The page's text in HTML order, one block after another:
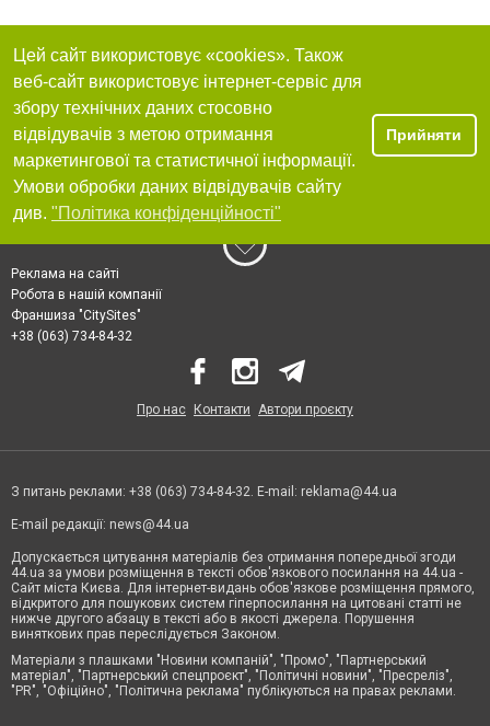
Цей сайт використовує «cookies». Також
веб-сайт використовує інтернет-сервіс для
збору технічних даних стосовно
відвідувачів з метою отримання
маркетингової та статистичної інформації.
Умови обробки даних відвідувачів сайту
див. "Політика конфіденційності"
Прийняти
Реклама на сайті
Робота в нашій компанії
Франшиза "CitySites"
+38 (063) 734-84-32
Про нас Контакти Автори проєкту
З питань реклами: +38 (063) 734-84-32. E-mail: reklama@44.ua
E-mail редакції: news@44.ua
Допускається цитування матеріалів без отримання попередньої згоди
44.ua за умови розміщення в тексті обов'язкового посилання на 44.ua -
Сайт міста Києва. Для інтернет-видань обов'язкове розміщення прямого,
відкритого для пошукових систем гіперпосилання на цитовані статті не
нижче другого абзацу в тексті або в якості джерела. Порушення
виняткових прав переслідується Законом.
Матеріали з плашками "Новини компаній", "Промо", "Партнерський
матеріал", "Партнерський спецпроєкт", "Політичні новини", "Пресреліз",
"PR", "Офіційно", "Політична реклама" публікуються на правах реклами.